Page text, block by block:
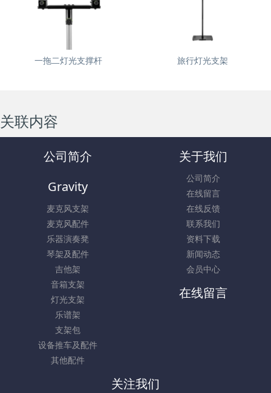
一拖二灯光支撑杆 旅行灯光支架
关联内容
公司简介 关于我们
公司简介
在线留言
在线反馈
联系我们
资料下载
新闻动态
会员中心
Gravity
麦克风支架
麦克风配件
乐器演奏凳
琴架及配件
吉他架
音箱支架
灯光支架
乐谱架
支架包
设备推车及配件
其他配件
在线留言
关注我们